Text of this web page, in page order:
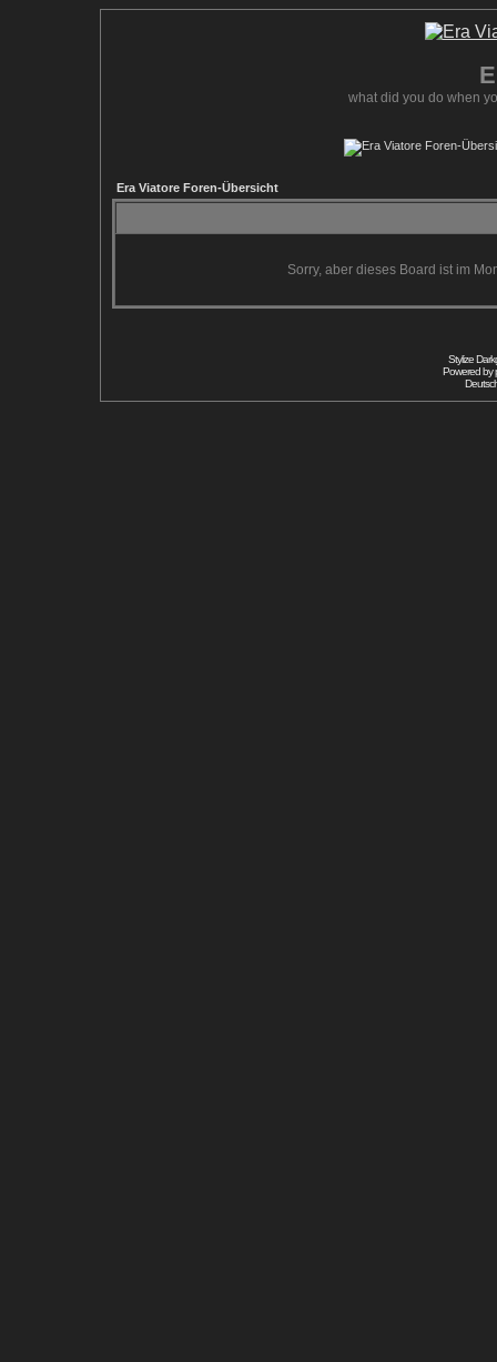
what did you do when
Era Viatore Foren-Übersicht
Sorry, aber dieses Board ist im
Stylize
Powered by